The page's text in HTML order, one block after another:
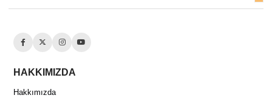
HAKKIMIZDA
Hakkımızda